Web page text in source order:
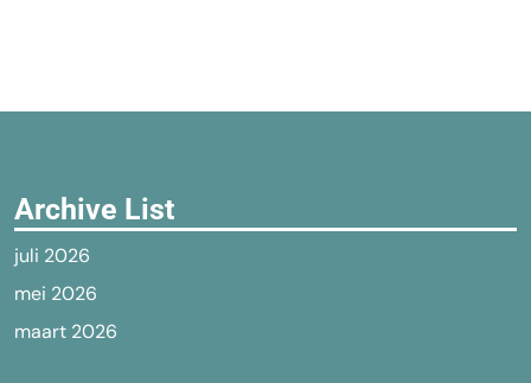
Archive List
juli 2026
mei 2026
maart 2026